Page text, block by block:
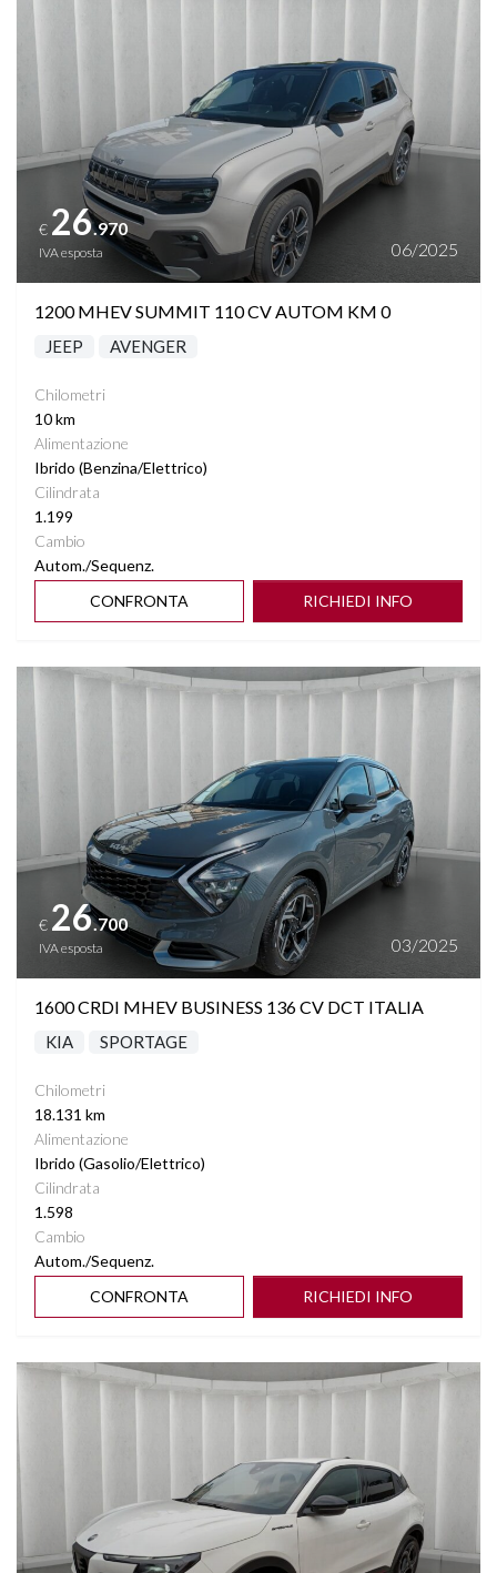
€ 26.970
IVA esposta 06/2025
1200 MHEV SUMMIT 110 CV AUTOM KM 0
JEEP AVENGER
Chilometri
10 km
Alimentazione
Ibrido (Benzina/Elettrico)
Cilindrata
1.199
Cambio
Autom./Sequenz.
CONFRONTA
RICHIEDI INFO
Vedi dettagli
€ 26.700
IVA esposta 03/2025
1600 CRDI MHEV BUSINESS 136 CV DCT ITALIA
KIA SPORTAGE
Chilometri
18.131 km
Alimentazione
Ibrido (Gasolio/Elettrico)
Cilindrata
1.598
Cambio
Autom./Sequenz.
CONFRONTA
RICHIEDI INFO
Vedi dettagli